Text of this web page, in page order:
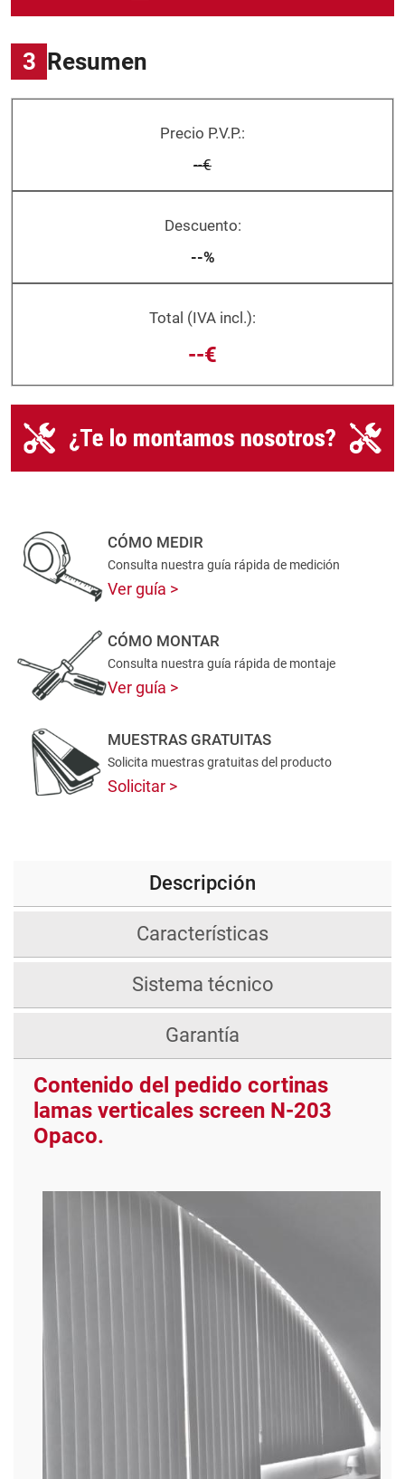
3 Resumen
Precio P.V.P.:
--€
Descuento:
--%
Total (IVA incl.):
--€
CÓMO MEDIR
Consulta nuestra guía rápida de medición
Ver guía
CÓMO MONTAR
Consulta nuestra guía rápida de montaje
Ver guía
MUESTRAS GRATUITAS
Solicita muestras gratuitas del producto
Solicitar
Descripción
Características
Sistema técnico
Garantía
Contenido del pedido cortinas
lamas verticales screen N-203
Opaco.